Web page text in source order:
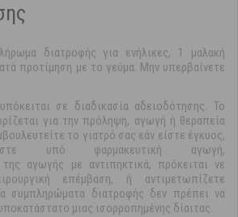
διατροφής για ενήλικες, 1 μαλακή
προτίμηση με το γεύμα. Μην υπερβαίνετε
σε διαδικασία αδειοδότησης. Το
για την πρόληψη, αγωγή ή θεραπεία
το γιατρό σας εάν είστε έγκυος,
υπό φαρμακευτική αγωγή,
της αγωγής με αντιπηκτικά, πρόκειται νε
επέμβαση, ή αντιμετωπίζετε
συμπληρώματα διατροφής δεν πρέπει να
μιας ισορροπημένης δίαιτας.